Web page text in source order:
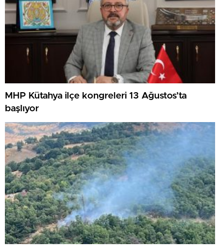
MHP Kütahya ilçe kongreleri 13 Ağustos’ta
başlıyor